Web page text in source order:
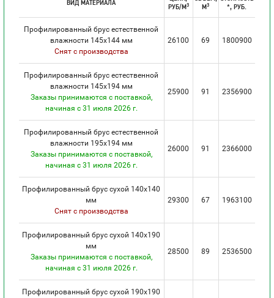
ВИД МАТЕРИАЛА
РУБ/М3
М3
*, РУБ.
Профилированный брус естественной
влажности 145х144 мм
Снят с производства
26100 69 1800900
Профилированный брус естественной
влажности 145х194 мм
Заказы принимаются с поставкой,
начиная с 31 июля 2026 г.
25900 91 2356900
Профилированный брус естественной
влажности 195х194 мм
Заказы принимаются с поставкой,
начиная с 31 июля 2026 г.
26000 91 2366000
Профилированный брус сухой 140х140
мм
Снят с производства
29300 67 1963100
Профилированный брус сухой 140х190
мм
Заказы принимаются с поставкой,
начиная с 31 июля 2026 г.
28500 89 2536500
Профилированный брус сухой 190х190